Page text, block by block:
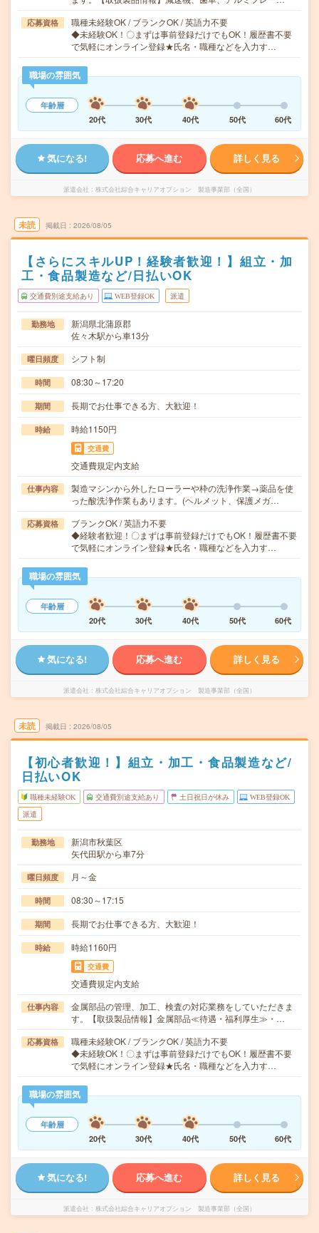
応募資格
職種未経験OK / ブランクOK / 英語力不要
◆未経験OK！〇まずは事前登録だけでもOK！履歴書不要
で気軽にオンライン登録★氏名・職種などを入力す…
職場の雰囲気
年齢層
20代
30代 40代 50代 60代
気になる! 応募へ進む 詳しく見る
派遣会社 株式会社綜合キャリアオプション 製造事業部（全国）
未読 掲載日 2026/08/05
【さらにスキルUP！経験者歓迎！】組立・加
工・食品製造など/日払いOK
交通費別途支給あり WEB登録OK 派遣
勤務地
新潟県北蒲原郡
佐々木駅から車13分
曜日頻度 シフト制
時間 08:30～17:20
期間 長期でお仕事できる方、大歓迎！
時給 時給1150円
交通費
交通費規定内支給
仕事内容
製造マシンから外したローラーや枠の洗浄作業→薬品を使
った酸洗浄作業もあります。(ヘルメット、保護メガ…
応募資格
ブランクOK / 英語力不要
◆経験者歓迎！〇まずは事前登録だけでもOK！履歴書不要
で気軽にオンライン登録★氏名・職種などを入力す…
職場の雰囲気
年齢層
20代
30代 40代 50代 60代
気になる! 応募へ進む 詳しく見る
派遣会社 株式会社綜合キャリアオプション 製造事業部（全国）
未読 掲載日 2026/08/05
【初心者歓迎！】組立・加工・食品製造など/
日払いOK
職種未経験OK 交通費別途支給あり 土日祝日が休み WEB登録OK
派遣
勤務地
新潟市秋葉区
矢代田駅から車7分
曜日頻度 月～金
時間 08:30～17:15
期間 長期でお仕事できる方、大歓迎！
時給 時給1160円
交通費
交通費規定内支給
仕事内容
金属部品の管理、加工、検査の対応業務をしていただきま
す。【取扱製品情報】金属部品≪待遇・福利厚生≫・…
応募資格
職種未経験OK / ブランクOK / 英語力不要
◆未経験OK！〇まずは事前登録だけでもOK！履歴書不要
で気軽にオンライン登録★氏名・職種などを入力す…
職場の雰囲気
年齢層
20代
30代 40代 50代 60代
気になる! 応募へ進む 詳しく見る
派遣会社 株式会社綜合キャリアオプション 製造事業部（全国）